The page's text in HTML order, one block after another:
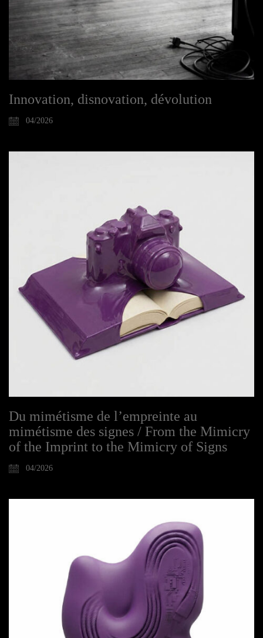
Innovation, disnovation, dévolution
04/2026
Du mimétisme de l’empreinte au
mimétisme des signes / From the Mimicry
of the Imprint to the Mimicry of Signs
04/2026